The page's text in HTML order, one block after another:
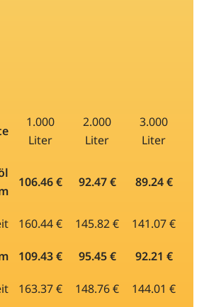
1.000
Liter
2.000
Liter
3.000
Liter
106.46 € 92.47 € 89.24 €
160.44 € 145.82 € 141.07 €
109.43 € 95.45 € 92.21 €
163.37 € 148.76 € 144.01 €